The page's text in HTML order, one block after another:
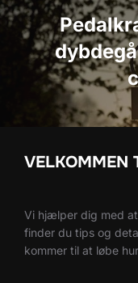
VELKOMMEN
Vi hjælper dig med
finder du tips og
kommer til at løbe